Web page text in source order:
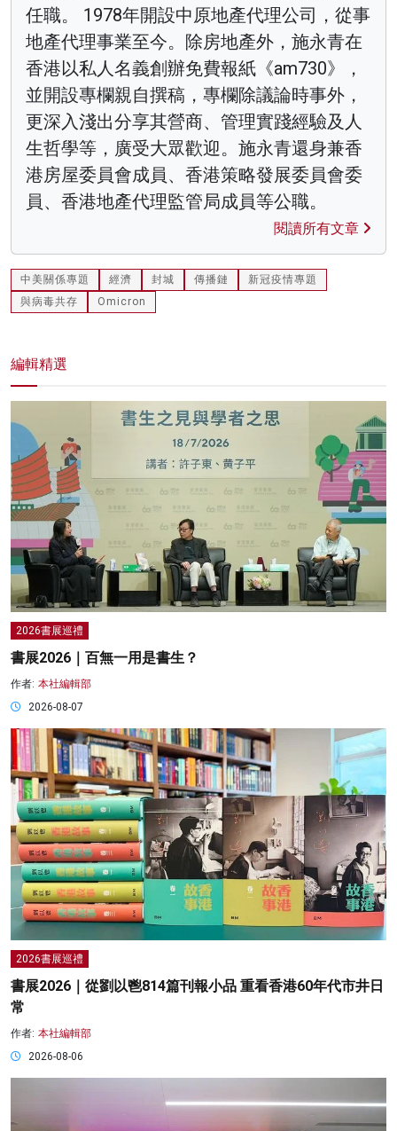
任職。 1978年開設中原地產代理公司，從事
地產代理事業至今。除房地產外，施永青在
香港以私人名義創辦免費報紙《am730》，
並開設專欄親自撰稿，專欄除議論時事外，
更深入淺出分享其營商、管理實踐經驗及人
生哲學等，廣受大眾歡迎。施永青還身兼香
港房屋委員會成員、香港策略發展委員會委
員、香港地產代理監管局成員等公職。
閱讀所有文章
中美關係專題 經濟 封城 傳播鏈
新冠疫情專題
與病毒共存
Omicron
編輯精選
2026書展巡禮
書展2026｜百無一用是書生？
作者: 本社編輯部
2026-08-07
2026書展巡禮
書展2026｜從劉以鬯814篇刊報小品 重看香港60年代市井日
常
作者: 本社編輯部
2026-08-06